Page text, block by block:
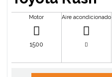
Motor
1500
Aire acondicionado